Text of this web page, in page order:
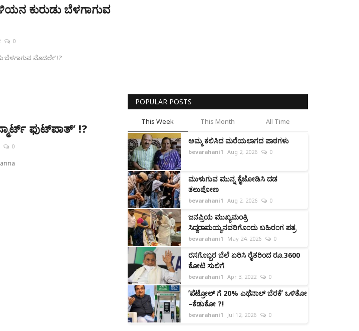
ಕುರುಡು ಬೆಳಗಾಗುವ
0
ಬೆಳಗಾಗುವ ಮೊದಲೇ’ !?
ಫುಟ್‌ಪಾತ್’ !?
0
POPULAR POSTS
This Week This Month All Time
ಅಮ್ಮ ಕಲಿಸಿದ ಮರೆಯಲಾಗದ ಪಾಠಗಳು
bevarahani1 Aug 2, 2026 0
ಮುಳುಗುವ ಮುನ್ನ ಕೈಜೋಡಿಸಿ ದಡ
ತಲುಪೋಣ
bevarahani1 Aug 2, 2026 0
ಜನಪ್ರಿಯ ಮುಖ್ಯಮಂತ್ರಿ
ಸಿದ್ದರಾಮಯ್ಯನವರಿಗೊಂದು ಬಹಿರಂಗ ಪತ್ರ
bevarahani1 May 24, 2026 0
ರಸಗೊಬ್ಬರ ಬೆಲೆ ಏರಿಸಿ ರೈತರಿಂದ ರೂ.3600
ಕೋಟಿ ಸುಲಿಗೆ
bevarahani1 Apr 3, 2022 0
ʼಪೆಟ್ರೋಲ್‌ ಗೆ 20% ಎಥೆನಾಲ್ ಬೆರಕೆʼ ಒಳಿತೋ
–ಕೆಡುಕೋ ?!
bevarahani1 Jul 12, 2026 0